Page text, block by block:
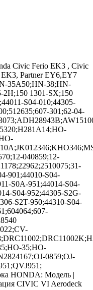
Civic Ferio EK3 , Civic
Partner EY6,EY7
35A50;HN-38;HN-
1301-SX;150
S04-010;44305-
301;62-04-
040859;12-
901;44010-S04-
S0A-951;44014-S04-
S04-952;44305-S2G-
S2T-950;44310-S04-
35;HO-
0859;OJ-
HONDA: Модель |
CIVIC VI Aerodeck